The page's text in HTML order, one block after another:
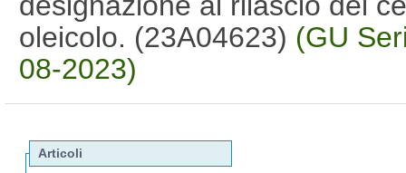
oleicolo. (23A04623) (GU
08-2023)